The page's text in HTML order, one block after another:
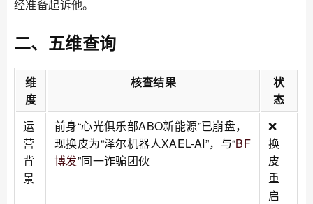
经准备起诉他。
二、五维查询
维
度
核查结果
状
态
运
营
背
景
前身“心光俱乐部ABO新能源”已崩盘，
现换皮为“泽尔机器人XAEL-AI”，与“BF
博发”同一诈骗团伙
❌
换
皮
重
启